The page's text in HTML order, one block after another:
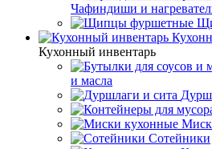
Чафиндиши и
Кухонный инвентарь
и масла
Сотейники